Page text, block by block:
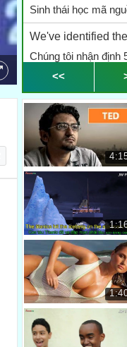
Sinh thái học mã
We've identified
Chúng tôi nhận định
that we think it
mà theo chúng tôi
things from tractors,
từ máy cày,
bread ovens,
lò bánh mỳ, máy làm
Then we set out to
Sau đó chúng tôi
an open source,
một phiên bản mã
(nghĩa là Tự làm)
that anyone can
<<